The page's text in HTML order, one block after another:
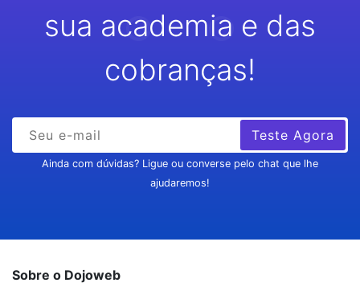
sua academia e das
cobranças!
Teste Agora
Ainda com dúvidas? Ligue ou converse pelo chat que lhe
ajudaremos!
Sobre o Dojoweb